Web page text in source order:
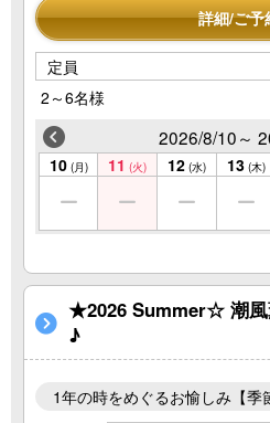
詳細/ご予
定員
2～6名様
2026/8/10～
10 (月) 11 (火) 12 (水) 13 (木)
★2026 Summer☆ 潮風
♪
1年の時をめぐるお愉しみ【季